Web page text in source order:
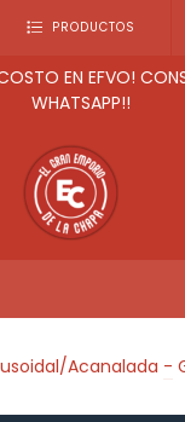
PRODUCTOS
EN EFVO!
WHATSAPP!!
Acanalada -